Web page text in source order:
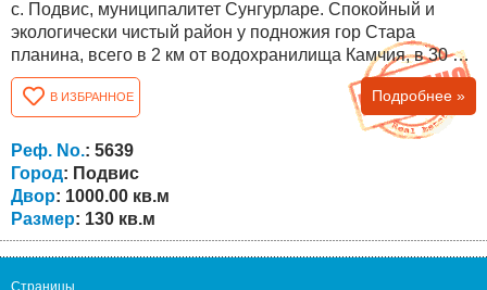
с. Подвис, муниципалитет Сунгурларе. Спокойный и
экологически чистый район у подножия гор Стара
планина, всего в 2 км от водохранилища Камчия, в 30 км
от г. Карнобат и в 70 км от областного города Бургас.
Климат района умеренно-континентальный, для
которого характерна мягкая зима, ранняя весна,
умеренно-жаркое лето и теплая осень. Дом имеет
площадь 130 кв.м., двор и сад 1000 кв.м....
В ИЗБРАННОЕ Подробнее »
Реф. No.: 5639
Город: Подвис
Двор: 1000.00 кв.м
Размер: 130 кв.м
Страницы